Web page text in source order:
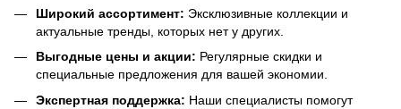
Широкий ассортимент: Эксклюзивные коллекции и
актуальные тренды, которых нет у других.
Выгодные цены и акции: Регулярные скидки и
специальные предложения для вашей экономии.
Экспертная поддержка: Наши специалисты помогут